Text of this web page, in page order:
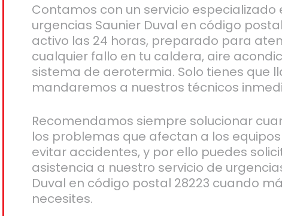
Contamos con un servicio especializado
urgencias Saunier Duval en código
activo las 24 horas, preparado para
cualquier fallo en tu caldera, aire
sistema de aerotermia. Solo tienes que
mandaremos a nuestros técnicos
Recomendamos siempre solucionar
los problemas que afectan a los
evitar accidentes, y por ello puedes
asistencia a nuestro servicio de
Duval en código postal 28223 cuando
necesites.